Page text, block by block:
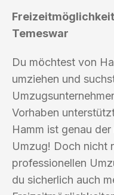
Temeswar
Du möchtest von
umziehen und
Vorhaben
Hamm ist genau
Umzug! Doch nicht
professionellen
du sicherlich auch